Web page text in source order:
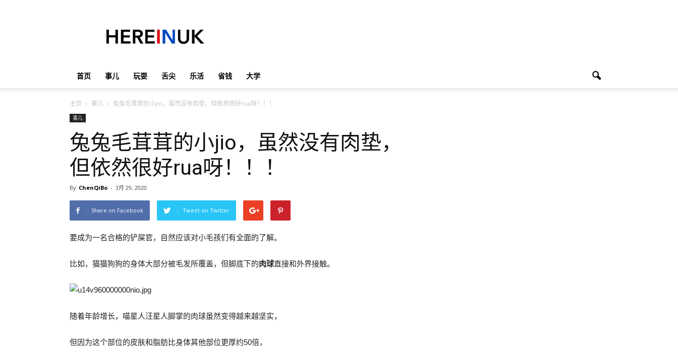
首页 事儿 玩耍 舌尖 乐活 省钱 大学
主页 事儿 兔兔毛茸茸的小jio，虽然没有肉垫，但依然很好rua呀！！！
事儿
兔兔毛茸茸的小jio，虽然没有肉垫，
但依然很好rua呀！！！
By ChenQiBo - 3月 29, 2020
Share on Facebook Tweet on Twitter
要成为一名合格的铲屎官，自然应该对小毛孩们有全面的了解。
比如，猫猫狗狗的身体大部分被毛发所覆盖，但脚底下的肉球直接和外界接触。
随着年龄增长，喵星人汪星人脚掌的肉球虽然变得越来越坚实，
但因为这个部位的皮肤和脂肪比身体其他部位更厚约50倍，